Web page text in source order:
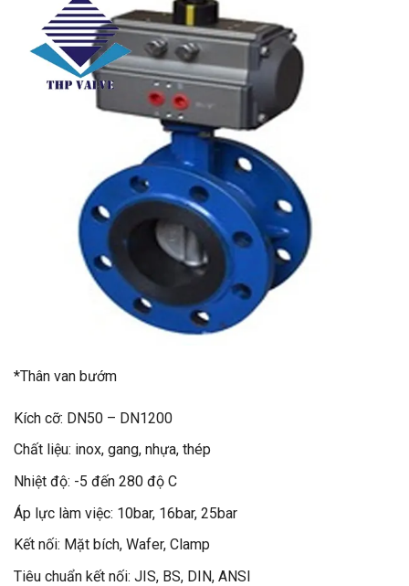
*Thân van bướm
Kích cỡ: DN50 – DN1200
Chất liệu: inox, gang, nhựa, thép
Nhiệt độ: -5 đến 280 độ C
Áp lực làm việc: 10bar, 16bar, 25bar
Kết nối: Mặt bích, Wafer, Clamp
Tiêu chuẩn kết nối: JIS, BS, DIN, ANSI